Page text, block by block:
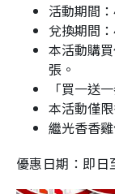
活動期間
兌換期間
本活動購
張。
「買一送
本活動僅
繼光香香
優惠日期：即日